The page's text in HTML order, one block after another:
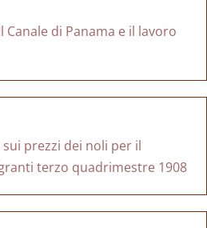
Canale di Panama e il lavoro
prezzi dei noli per il
terzo quadrimestre 1908